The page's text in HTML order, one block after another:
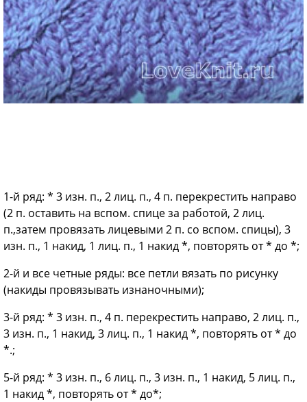
1-й ряд: * 3 изн. п., 2 лиц. п., 4 п. перекрестить направо
(2 п. оставить на вспом. спице за работой, 2 лиц.
п.,затем провязать лицевыми 2 п. со вспом. спицы), 3
изн. п., 1 накид, 1 лиц. п., 1 накид *, повторять от * до *;
2-й и все четные ряды: все петли вязать по рисунку
(накиды провязывать изнаночными);
3-й ряд: * 3 изн. п., 4 п. перекрестить направо, 2 лиц. п.,
3 изн. п., 1 накид, 3 лиц. п., 1 накид *, повторять от * до
*.;
5-й ряд: * 3 изн. п., 6 лиц. п., 3 изн. п., 1 накид, 5 лиц. п.,
1 накид *, повторять от * до*;